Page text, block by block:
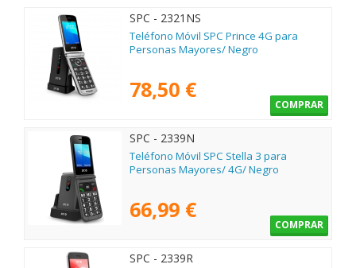
SPC - 2321NS
Teléfono Móvil SPC Prince 4G para
Personas Mayores/ Negro
78,50 €
COMPRAR
SPC - 2339N
Teléfono Móvil SPC Stella 3 para
Personas Mayores/ 4G/ Negro
66,99 €
COMPRAR
SPC - 2339R